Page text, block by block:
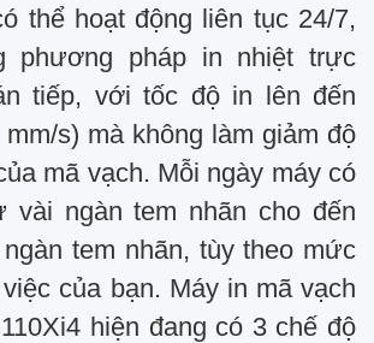
thể hoạt động liên tục 24/7,
phương pháp in nhiệt trực
tiếp, với tốc độ in lên đến
mm/s) mà không làm giảm độ
mã vạch. Mỗi ngày máy có
vài ngàn tem nhãn cho đến
tem nhãn, tùy theo mức
của bạn. Máy in mã vạch
hiện đang có 3 chế độ